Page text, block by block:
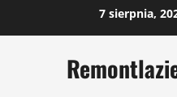
7 sierpnia,